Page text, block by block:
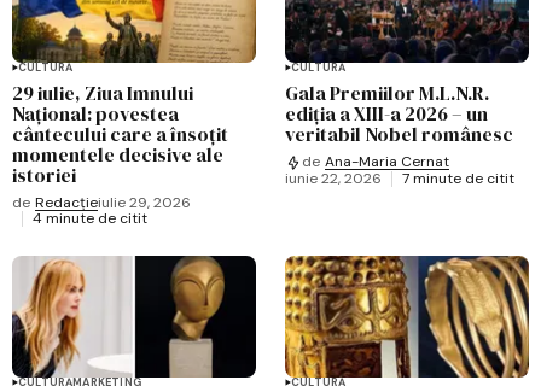
CULTURĂ
29 iulie, Ziua Imnului
Național: povestea
cântecului care a însoțit
momentele decisive ale
istoriei
de Redacțieiulie 29, 2026
4 minute de citit
CULTURĂ
Gala Premiilor M.L.N.R.
ediția a XIII-a 2026 – un
veritabil Nobel românesc
de Ana-Maria Cernat
iunie 22, 2026
7 minute de citit
CULTURĂMARKETING CULTURĂ